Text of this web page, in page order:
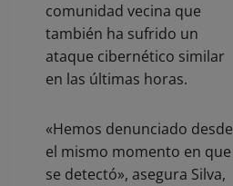
comunidad vecina que
también ha sufrido un
ataque cibernético similar
en las últimas horas.
«Hemos denunciado desde
el mismo momento en que
se detectó», asegura Silva,